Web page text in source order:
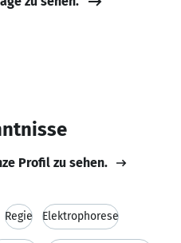
Profil zu sehen.
Regie Elektrophorese